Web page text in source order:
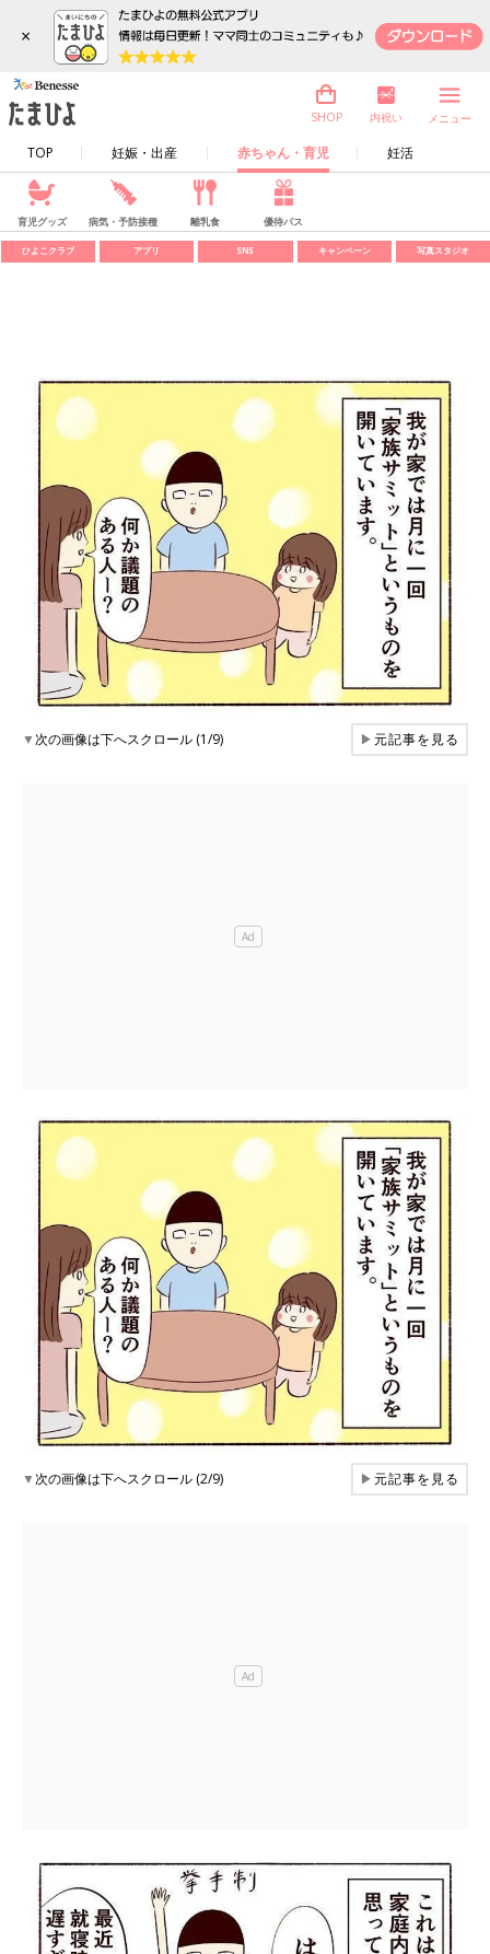
×
TOP 妊娠・出産 赤ちゃん・育児 妊活
SHOP 内祝い メニュー
育児グッズ 病気・予防接種 離乳食 優待パス
ひよこクラブ アプリ SNS キャンペーン 写真スタジオ
▼次の画像は下へスクロール (1/9) ▶元記事を見る
▼次の画像は下へスクロール (2/9) ▶元記事を見る